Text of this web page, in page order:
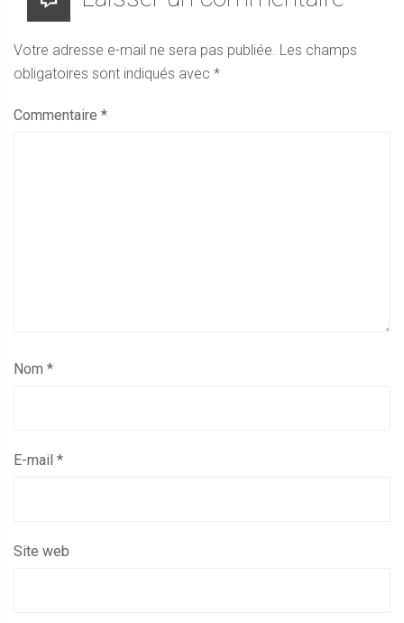
Votre adresse e-mail ne sera pas publiée. Les champs
obligatoires sont indiqués avec *
Commentaire *
Nom *
E-mail *
Site web